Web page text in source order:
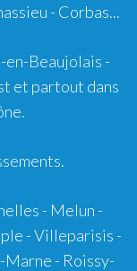
- Corbas...
Beaujolais -
et partout dans
- Melun -
- Villeparisis -
Marne - Roissy-